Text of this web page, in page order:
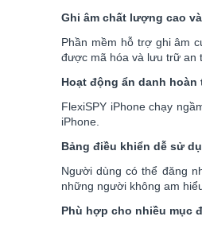
Ghi âm chất lượng cao
Phần mềm hỗ trợ ghi âm
được mã hóa và lưu trữ an
Hoạt động ẩn danh hoàn
FlexiSPY iPhone chạy
iPhone.
Bảng điều khiển dễ sử
Người dùng có thể đăng
những người không am
Phù hợp cho nhiều mục